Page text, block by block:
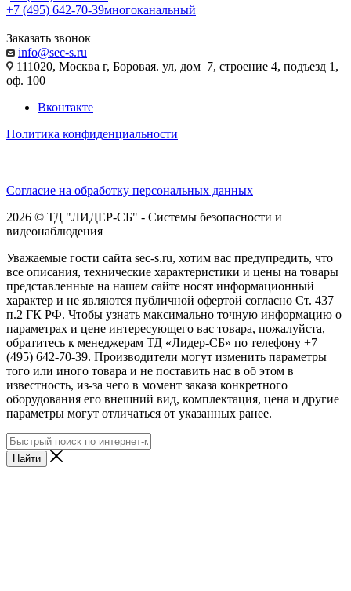
+7 (495) 642-70-39многоканальный
Заказать звонок
info@sec-s.ru
111020, Москва г, Боровая. ул, дом 7, строение 4, подъезд 1,
оф. 100
Вконтакте
Политика конфиденциальности
Согласие на обработку персональных данных
2026 © ТД "ЛИДЕР-СБ" - Системы безопасности и
видеонаблюдения
Уважаемые гости сайта sec-s.ru, хотим вас предупредить, что
все описания, технические характеристики и цены на товары
представленные на нашем сайте носят информационный
характер и не являются публичной офертой согласно Ст. 437
п.2 ГК РФ. Чтобы узнать максимально точную информацию о
параметрах и цене интересующего вас товара, пожалуйста,
обратитесь к менеджерам ТД «Лидер-СБ» по телефону +7
(495) 642-70-39. Производители могут изменить параметры
того или иного товара и не поставить нас в об этом в
известность, из-за чего в момент заказа конкретного
оборудования его внешний вид, комплектация, цена и другие
параметры могут отличаться от указанных ранее.
Найти